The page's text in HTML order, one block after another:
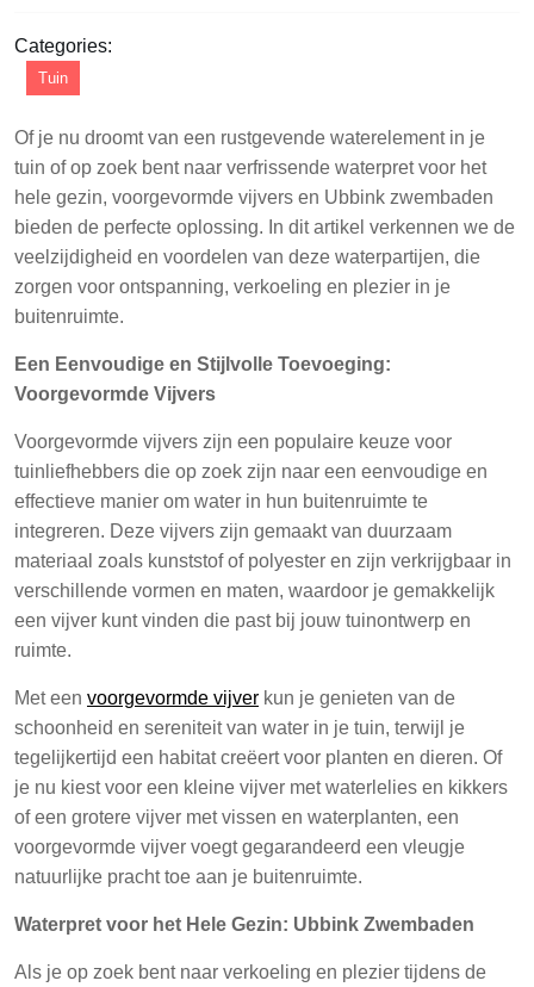
Categories:
Tuin
Of je nu droomt van een rustgevende waterelement in je
tuin of op zoek bent naar verfrissende waterpret voor het
hele gezin, voorgevormde vijvers en Ubbink zwembaden
bieden de perfecte oplossing. In dit artikel verkennen we de
veelzijdigheid en voordelen van deze waterpartijen, die
zorgen voor ontspanning, verkoeling en plezier in je
buitenruimte.
Een Eenvoudige en Stijlvolle Toevoeging:
Voorgevormde Vijvers
Voorgevormde vijvers zijn een populaire keuze voor
tuinliefhebbers die op zoek zijn naar een eenvoudige en
effectieve manier om water in hun buitenruimte te
integreren. Deze vijvers zijn gemaakt van duurzaam
materiaal zoals kunststof of polyester en zijn verkrijgbaar in
verschillende vormen en maten, waardoor je gemakkelijk
een vijver kunt vinden die past bij jouw tuinontwerp en
ruimte.
Met een voorgevormde vijver kun je genieten van de
schoonheid en sereniteit van water in je tuin, terwijl je
tegelijkertijd een habitat creëert voor planten en dieren. Of
je nu kiest voor een kleine vijver met waterlelies en kikkers
of een grotere vijver met vissen en waterplanten, een
voorgevormde vijver voegt gegarandeerd een vleugje
natuurlijke pracht toe aan je buitenruimte.
Waterpret voor het Hele Gezin: Ubbink Zwembaden
Als je op zoek bent naar verkoeling en plezier tijdens de